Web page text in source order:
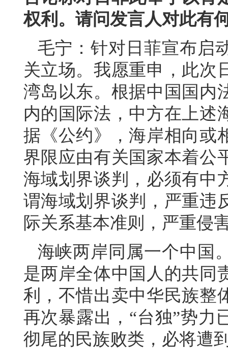
权利。请问发言人对此有
毛宁：针对日菲宣布启
关立场。我愿重申，此次
湾岛以东。根据中国国内
内的国际法，中方在上述
据《公约》，海岸相向或
界限应由有关国家本着公
海域划界谈判，必须有中
谓海域划界谈判，严重违
际关系基本准则，严重侵
海峡两岸同属一个中国
是两岸全体中国人的共同
利，不惜出卖中华民族整
再次暴露出，“台独”势力
彻尾的民族败类，必将遭